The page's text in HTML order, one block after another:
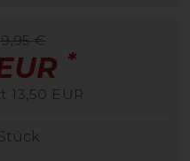
€
*
13,50 EUR